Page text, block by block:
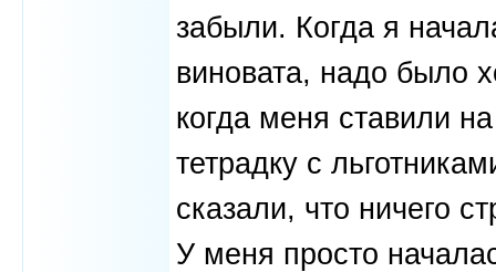
забыли. Когда я
виновата, надо было
когда меня ставили
тетрадку с
сказали, что ничего
У меня просто